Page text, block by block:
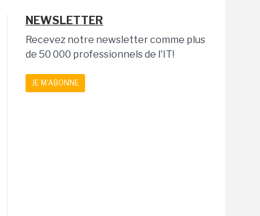
NEWSLETTER
Recevez notre newsletter comme plus
de 50 000 professionnels de l'IT!
JE M'ABONNE